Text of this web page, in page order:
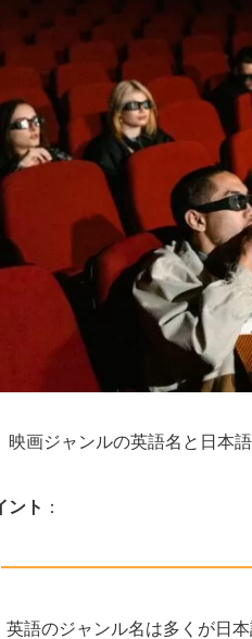
映画ジャンルの英語名と日本
ント ：
英語のジャンル名は多くが日